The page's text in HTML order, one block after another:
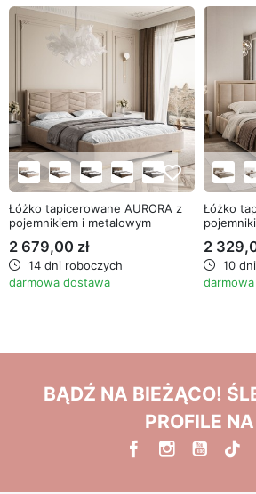
favorite_border
Łóżko tapicerowane AURORA z
pojemnikiem i metalowym
2 679,00 zł
14 dni roboczych
darmowa dostawa
Łóżko
2
10
BĄDŹ NA BIEŻĄCO!
PROFILE NA